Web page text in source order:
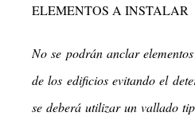
ELEMENTOS A INSTALAR
No se podrán anclar
de los edificios evitando el
se deberá utilizar un vallado